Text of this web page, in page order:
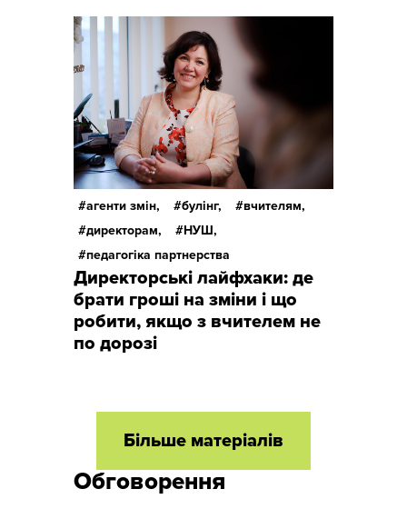
агенти змін, булінг,
вчителям,
директорам,
НУШ,
педагогіка партнерства
Директорські лайфхаки: де
брати гроші на зміни і що
робити, якщо з вчителем не
по дорозі
Більше матеріалів
Обговорення